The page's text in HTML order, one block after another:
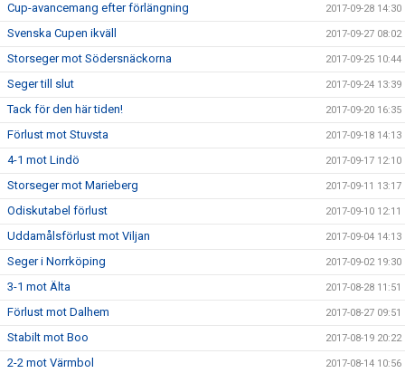
Cup-avancemang efter förlängning 2017-09-28 14:30
Svenska Cupen ikväll 2017-09-27 08:02
Storseger mot Södersnäckorna 2017-09-25 10:44
Seger till slut 2017-09-24 13:39
Tack för den här tiden! 2017-09-20 16:35
Förlust mot Stuvsta 2017-09-18 14:13
4-1 mot Lindö 2017-09-17 12:10
Storseger mot Marieberg 2017-09-11 13:17
Odiskutabel förlust 2017-09-10 12:11
Uddamålsförlust mot Viljan 2017-09-04 14:13
Seger i Norrköping 2017-09-02 19:30
3-1 mot Älta 2017-08-28 11:51
Förlust mot Dalhem 2017-08-27 09:51
Stabilt mot Boo 2017-08-19 20:22
2-2 mot Värmbol 2017-08-14 10:56